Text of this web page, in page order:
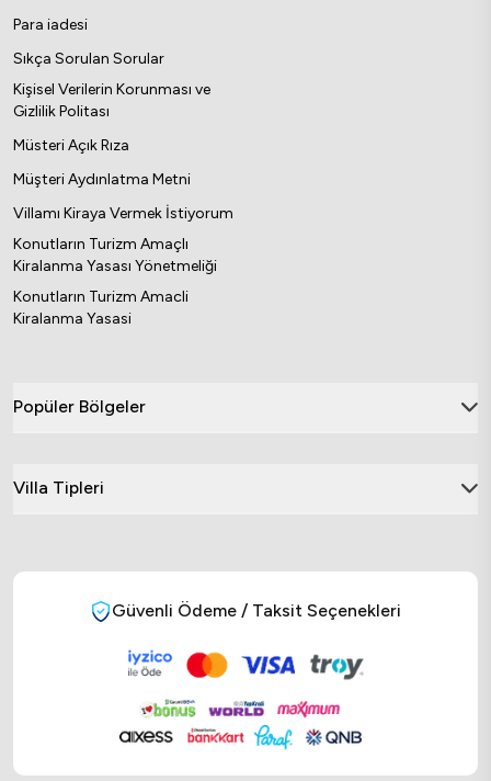
Para iadesi
Sıkça Sorulan Sorular
Kişisel Verilerin Korunması ve
Gizlilik Politası
Müsteri Açık Rıza
Müşteri Aydınlatma Metni
Villamı Kiraya Vermek İstiyorum
Konutların Turizm Amaçlı
Kiralanma Yasası Yönetmeliği
Konutların Turizm Amacli
Kiralanma Yasasi
Popüler Bölgeler
Villa Tipleri
Güvenli Ödeme / Taksit Seçenekleri